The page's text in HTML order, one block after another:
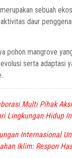
sebuah
daur
pohon mangrove
serta adaptasi
Multi Pihak
Lingkungan Hidup
Internasional
Iklim: Respon